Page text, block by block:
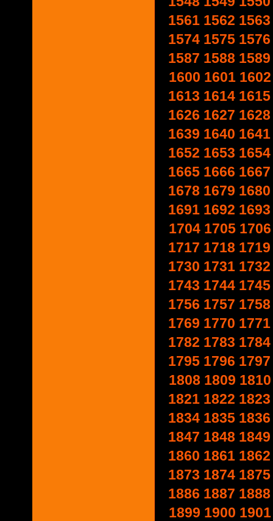
1561 1562 1563
1574 1575 1576
1587 1588 1589
1600 1601 1602
1613 1614 1615
1626 1627 1628
1639 1640 1641
1652 1653 1654
1665 1666 1667
1678 1679 1680
1691 1692 1693
1704 1705 1706
1717 1718 1719
1730 1731 1732
1743 1744 1745
1756 1757 1758
1769 1770 1771
1782 1783 1784
1795 1796 1797
1808 1809 1810
1821 1822 1823
1834 1835 1836
1847 1848 1849
1860 1861 1862
1873 1874 1875
1886 1887 1888
1899 1900 1901